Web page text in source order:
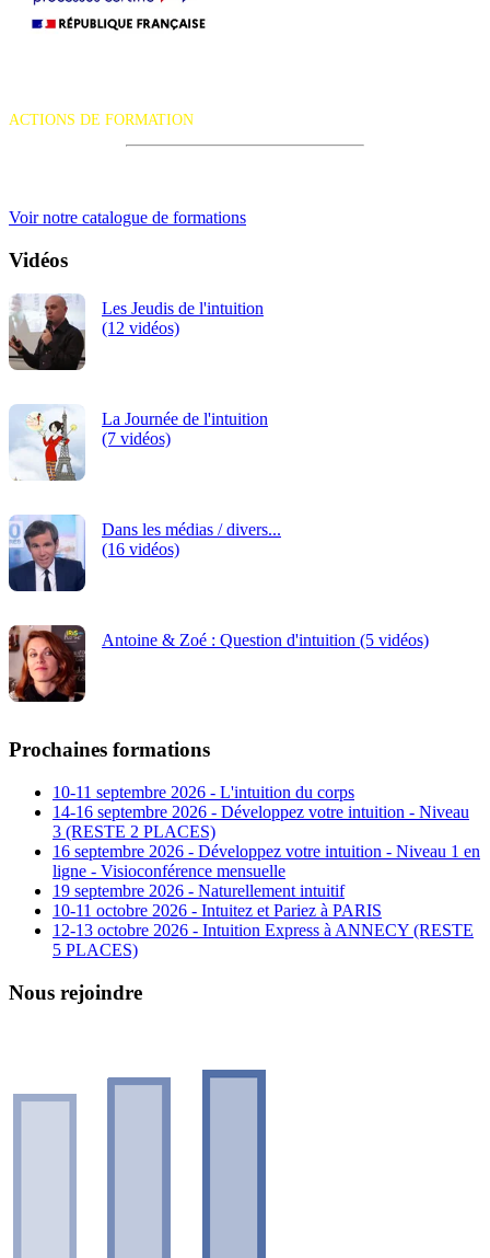
ACTIONS DE FORMATION
Voir notre catalogue de formations
Vidéos
Les Jeudis de l'intuition
(12 vidéos)
La Journée de l'intuition
(7 vidéos)
Dans les médias / divers...
(16 vidéos)
Antoine & Zoé : Question d'intuition (5 vidéos)
Prochaines formations
10-11 septembre 2026 - L'intuition du corps
14-16 septembre 2026 - Développez votre intuition - Niveau
3 (RESTE 2 PLACES)
16 septembre 2026 - Développez votre intuition - Niveau 1 en
ligne - Visioconférence mensuelle
19 septembre 2026 - Naturellement intuitif
10-11 octobre 2026 - Intuitez et Pariez à PARIS
12-13 octobre 2026 - Intuition Express à ANNECY (RESTE
5 PLACES)
Nous rejoindre